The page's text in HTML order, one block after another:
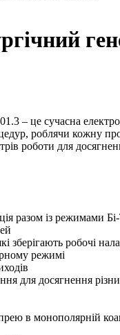
– це сучасна
роблячи кожну
роботи для
разом із режимами
зберігають робочі
режимі
для досягнення
в монополярній